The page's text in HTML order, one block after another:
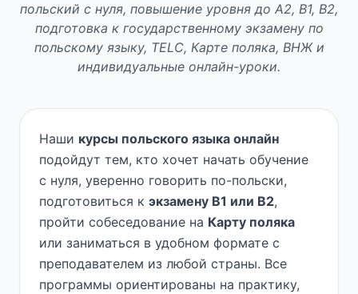
польский с нуля, повышение уровня до A2, B1, B2,
подготовка к государственному экзамену по
польскому языку, TELC, Карте поляка, ВНЖ и
индивидуальные онлайн-уроки.
Наши курсы польского языка онлайн
подойдут тем, кто хочет начать обучение
с нуля, уверенно говорить по-польски,
подготовиться к экзамену B1 или B2,
пройти собеседование на Карту поляка
или заниматься в удобном формате с
преподавателем из любой страны. Все
программы ориентированы на практику,